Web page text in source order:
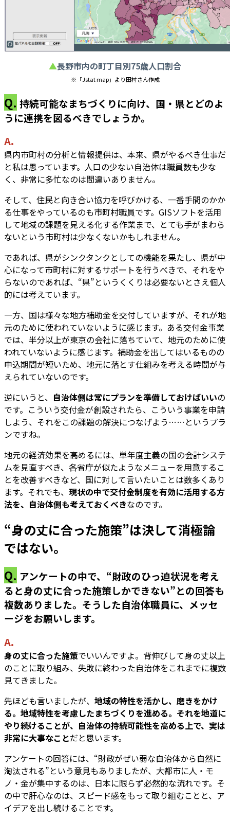
▲長野市内の町丁目別75歳人口割合
※「Jstat map」より田村さん作成
Q. 持続可能なまちづくりに向け、国・県とどのよ
うに連携を図るべきでしょうか。
A.
県内市町村の分析と情報提供は、本来、県がやるべき仕事だ
と私は思っています。人口の少ない自治体は職員数も少な
く、非常に多忙なのは間違いありません。
そして、住民と向き合い協力を呼びかける、一番手間のかか
る仕事をやっているのも市町村職員です。GISソフトを活用
して地域の課題を見える化する作業まで、とても手がまわら
ないという市町村は少なくないかもしれません。
であれば、県がシンクタンクとしての機能を果たし、県が中
心になって市町村に対するサポートを行うべきで、それをや
らないのであれば、“県”というくくりは必要ないとさえ個人
的には考えています。
一方、国は様々な地方補助金を交付していますが、それが地
元のために使われていないように感じます。ある交付金事業
では、半分以上が東京の会社に落ちていて、地元のために使
われていないように感じます。補助金を出してはいるものの
申込期間が短いため、地元に落とす仕組みを考える時間が与
えられていないのです。
逆にいうと、 自治体側は常にプランを準備しておけばいいの
です。こういう交付金が創設されたら、こういう事業を申請
しよう、それをこの課題の解決につなげよう……というプラ
ンですね。
地元の経済効果を高めるには、単年度主義の国の会計システ
ムを見直すべき、各省庁が似たようなメニューを用意するこ
とを改善すべきなど、国に対して言いたいことは数多くあり
ます。それでも、 現状の中で交付金制度を有効に活用する方
法を、自治体側も考えておくべきなのです。
“身の丈に合った施策”は決して消極論
ではない。
Q. アンケートの中で、 “財政のひっ迫状況を考え
ると身の丈に合った施策しかできない”との回答も
複数ありました。そうした自治体職員に、メッセ
ージをお願いします。
A.
身の丈に合った施策でいいんですよ。背伸びして身の丈以上
のことに取り組み、失敗に終わった自治体をこれまでに複数
見てきました。
先ほども言いましたが、 地域の特性を活かし、磨きをかけ
る。地域特性を考慮したまちづくりを進める。それを地道に
やり続けることが、自治体の持続可能性を高める上で、実は
非常に大事なことだと思います。
アンケートの回答には、“財政がぜい弱な自治体から自然に
淘汰される”という意見もありましたが、大都市に人・モ
ノ・金が集中するのは、日本に限らず必然的な流れです。そ
の中で肝心なのは、スピード感をもって取り組むことと、ア
イデアを出し続けることです。